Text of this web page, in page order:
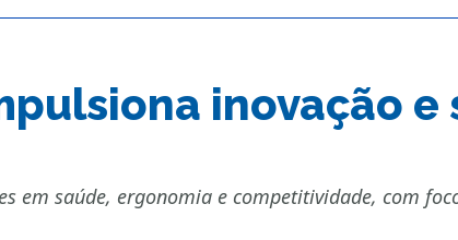
inovação e
em saúde, ergonomia e competitividade, com